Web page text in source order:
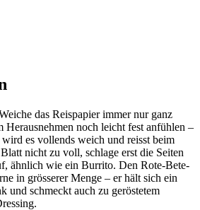
das Reispapier immer nur ganz
Herausnehmen noch leicht fest anfühlen –
es vollends weich und reisst beim
nicht zu voll, schlage erst die Seiten
ähnlich wie ein Burrito. Den Rote-Bete-
in grösserer Menge – er hält sich ein
und schmeckt auch zu geröstetem